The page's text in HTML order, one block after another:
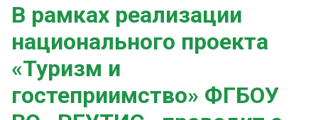
В рамках реализации
национального проекта
«Туризм и
гостеприимство» ФГБОУ